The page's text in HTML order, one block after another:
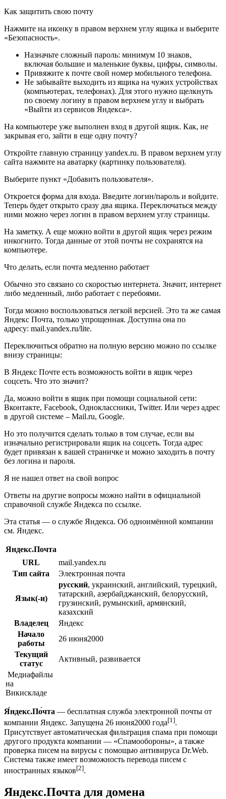
Как защитить свою почту
Нажмите на иконку в правом верхнем углу ящика и выберите
«Безопасность».
Назначьте сложный пароль: минимум 10 знаков,
включая большие и маленькие буквы, цифры, символы.
Привяжите к почте свой номер мобильного телефона.
Не забывайте выходить из ящика на чужих устройствах
(компьютерах, телефонах). Для этого нужно щелкнуть
по своему логину в правом верхнем углу и выбрать
«Выйти из сервисов Яндекса».
На компьютере уже выполнен вход в другой ящик. Как, не
закрывая его, зайти в еще одну почту?
Откройте главную страницу yandex.ru. В правом верхнем углу
сайта нажмите на аватарку (картинку пользователя).
Выберите пункт «Добавить пользователя».
Откроется форма для входа. Введите логин/пароль и войдите.
Теперь будет открыто сразу два ящика. Переключаться между
ними можно через логин в правом верхнем углу страницы.
На заметку. А еще можно войти в другой ящик через режим
инкогнито. Тогда данные от этой почты не сохранятся на
компьютере.
Что делать, если почта медленно работает
Обычно это связано со скоростью интернета. Значит, интернет
либо медленный, либо работает с перебоями.
Тогда можно воспользоваться легкой версией. Это та же самая
Яндекс Почта, только упрощенная. Доступна она по
адресу: mail.yandex.ru/lite.
Переключиться обратно на полную версию можно по ссылке
внизу страницы:
В Яндекс Почте есть возможность войти в ящик через
соцсеть. Что это значит?
Да, можно войти в ящик при помощи социальной сети:
Вконтакте, Facebook, Одноклассники, Twitter. Или через адрес
в другой системе – Mail.ru, Google.
Но это получится сделать только в том случае, если вы
изначально регистрировали ящик на соцсеть. Тогда адрес
будет привязан к вашей страничке и можно заходить в почту
без логина и пароля.
Я не нашел ответ на свой вопрос
Ответы на другие вопросы можно найти в официальной
справочной службе Яндекса по ссылке.
Эта статья — о службе Яндекса. Об одноимённой компании
см. Яндекс.
Яндекс.Почта
URL
mail.yandex.ru
Тип сайта
Электронная почта
Язык(-и)
русский, украинский, английский, турецкий,
татарский, азербайджанский, белорусский,
грузинский, румынский, армянский,
казахский
Владелец
Яндекс
Начало
работы
26 июня2000
Текущий
статус
Активный, развивается
Медиафайлы
на
Викискладе
Я́ндекс.По́чта — бесплатная служба электронной почты от
компании Яндекс. Запущена 26 июня2000 года[1].
Присутствует автоматическая фильтрация спама при помощи
другого продукта компании — «Спамообороны», а также
проверка писем на вирусы с помощью антивируса Dr.Web.
Система также имеет возможность перевода писем с
иностранных языков[2].
Яндекс.Почта для домена